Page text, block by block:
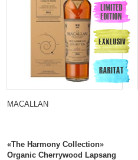
MACALLAN
«The Harmony Collection»
Organic Cherrywood Lapsang